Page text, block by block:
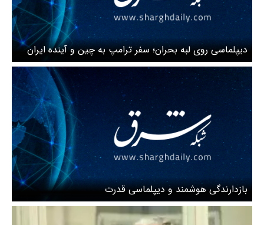
دیپلماسی روی لبه بحران؛ سفر ترامپ به چین و آینده ایران
بازدارندگی هوشمند و دیپلماسی قدرت